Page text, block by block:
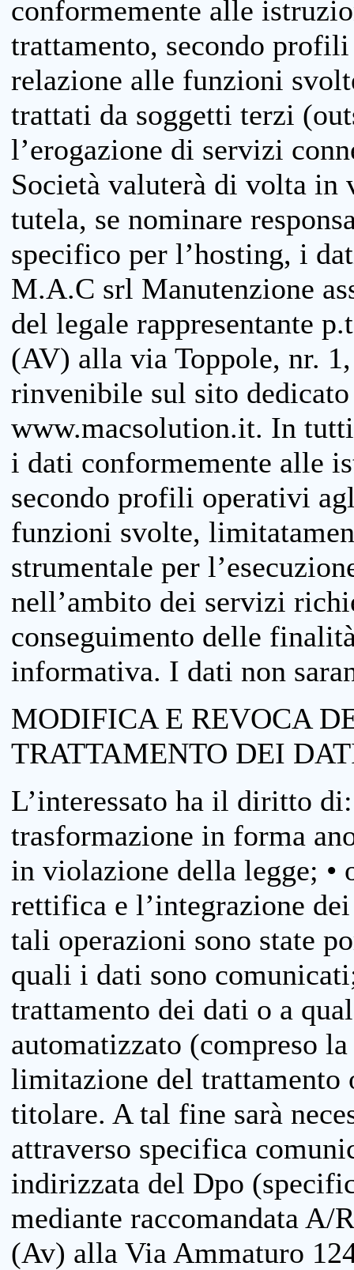
conformemente alle
trattamento, secondo
relazione alle funzioni
trattati da soggetti terzi
l’erogazione di servizi
Società valuterà di volta in
tutela, se nominare
specifico per l’hosting, i
M.A.C srl Manutenzione
del legale rappresentante
(AV) alla via Toppole, nr.
rinvenibile sul sito
www.macsolution.it. In
i dati conformemente alle
secondo profili operativi
funzioni svolte,
strumentale per
nell’ambito dei servizi
conseguimento delle
informativa. I dati non
MODIFICA E REVOCA
TRATTAMENTO DEI
L’interessato ha il diritto
trasformazione in forma
in violazione della legge; •
rettifica e l’integrazione
tali operazioni sono state
quali i dati sono
trattamento dei dati o a
automatizzato (compreso
limitazione del trattamento
titolare. A tal fine sarà
attraverso specifica
indirizzata del Dpo
mediante raccomandata
(Av) alla Via Ammaturo